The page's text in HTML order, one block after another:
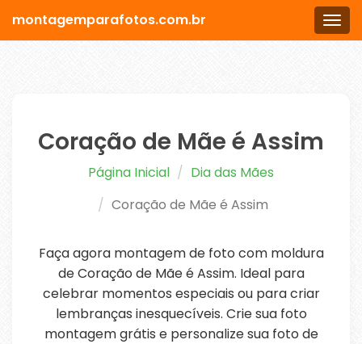
Menu
montagemparafotos.com.br
Coração de Mãe é Assim
Página Inicial
Dia das Mães
Coração de Mãe é Assim
Faça agora montagem de foto com moldura
de Coração de Mãe é Assim. Ideal para
celebrar momentos especiais ou para criar
lembranças inesquecíveis. Crie sua foto
montagem grátis e personalize sua foto de